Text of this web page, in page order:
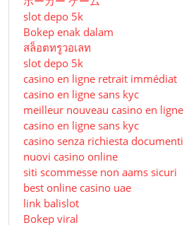
slot depo 5k
Bokep enak dalam
สล็อตทรูวอเลท
slot depo 5k
casino en ligne retrait immédiat
casino en ligne sans kyc
meilleur nouveau casino en ligne
casino en ligne sans kyc
casino senza richiesta documenti
nuovi casino online
siti scommesse non aams sicuri
best online casino uae
link balislot
Bokep viral